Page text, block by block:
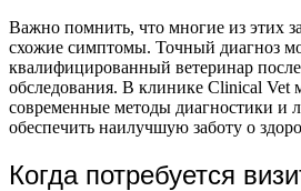
Важно помнить, что многие из этих
схожие симптомы. Точный диагноз
квалифицированный ветеринар
обследования. В клинике Clinical Vet
современные методы диагностики и
обеспечить наилучшую заботу о
Когда потребуется